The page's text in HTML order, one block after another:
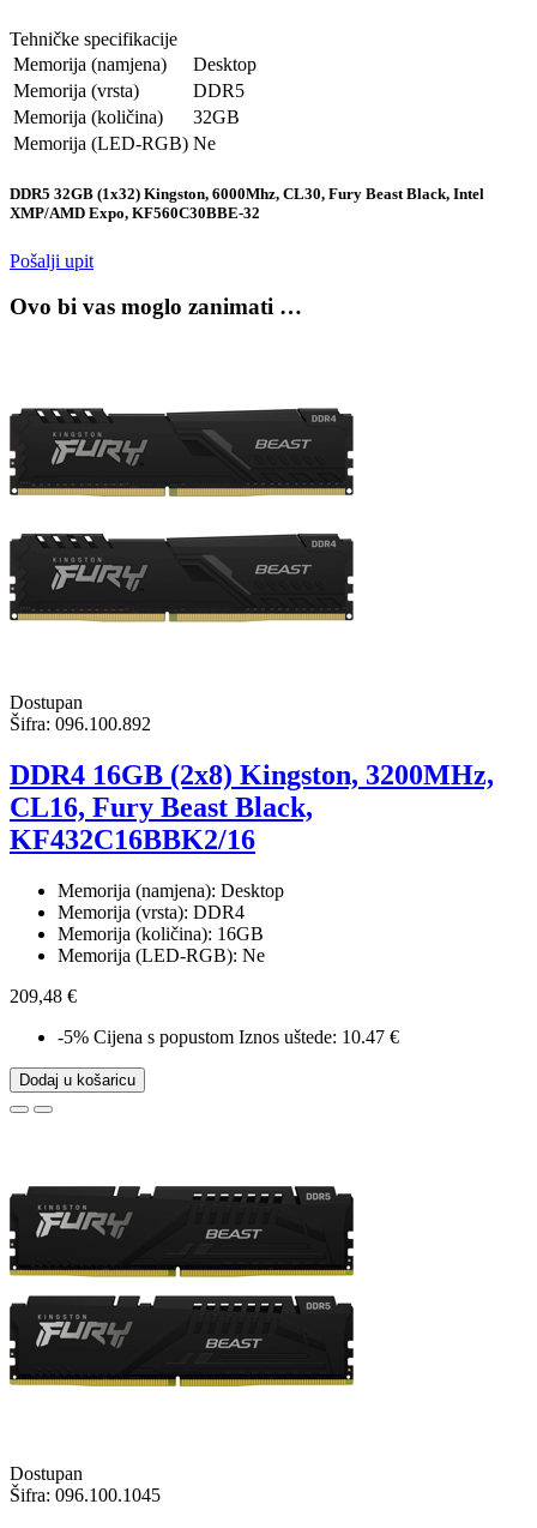
Tehničke specifikacije
Memorija (namjena)
Desktop
Memorija (vrsta)
DDR5
Memorija (količina)
32GB
Memorija (LED-RGB) Ne
DDR5 32GB (1x32) Kingston, 6000Mhz, CL30, Fury Beast Black, Intel
XMP/AMD Expo, KF560C30BBE-32
Pošalji upit
Ovo bi vas moglo zanimati …
Dostupan
Šifra: 096.100.892
DDR4 16GB (2x8) Kingston, 3200MHz,
CL16, Fury Beast Black,
KF432C16BBK2/16
Memorija (namjena): Desktop
Memorija (vrsta): DDR4
Memorija (količina): 16GB
Memorija (LED-RGB): Ne
209,48 €
-5% Cijena s popustom Iznos uštede: 10.47 €
Dodaj u košaricu
Dostupan
Šifra: 096.100.1045